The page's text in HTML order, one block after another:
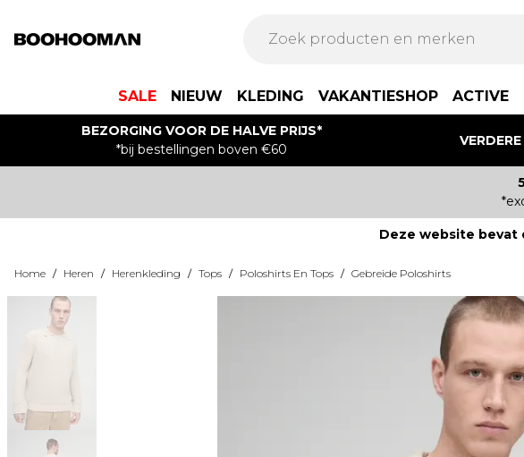
SALE NIEUW KLEDING VAKANTIESHOP ACTIVE
BEZORGING VOOR DE HALVE PRIJS*
*bij bestellingen boven €60
Deze website
Home / Heren / Herenkleding / Tops / Poloshirts En Tops / Gebreide Poloshirts